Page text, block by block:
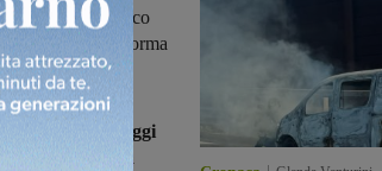
da poco
un letto da una forma
sua città
regionale, oggi
di intitolare una